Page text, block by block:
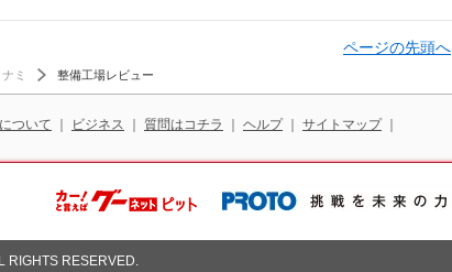
ページの先頭へ
ミ 整備工場レビュー
ついて ビジネス 質問はコチラ ヘルプ｜ サイトマップ｜
RIGHTS RESERVED.